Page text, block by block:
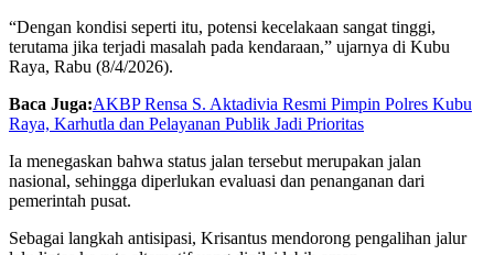
“Dengan kondisi seperti itu, potensi kecelakaan sangat tinggi,
terutama jika terjadi masalah pada kendaraan,” ujarnya di Kubu
Raya, Rabu (8/4/2026).
Baca Juga:AKBP Rensa S. Aktadivia Resmi Pimpin Polres Kubu
Raya, Karhutla dan Pelayanan Publik Jadi Prioritas
Ia menegaskan bahwa status jalan tersebut merupakan jalan
nasional, sehingga diperlukan evaluasi dan penanganan dari
pemerintah pusat.
Sebagai langkah antisipasi, Krisantus mendorong pengalihan jalur